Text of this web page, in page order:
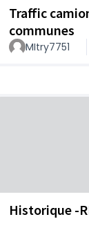
Traffic
communes
MItry7751
Historique -